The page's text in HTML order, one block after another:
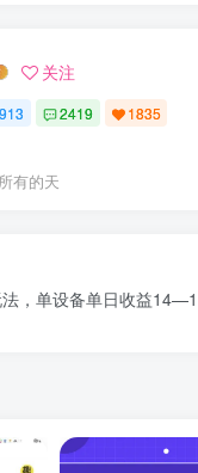
关注
2419
1835
有的天
，单设备单日收益